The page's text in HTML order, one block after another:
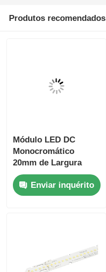
Produtos recomendados
Módulo LED DC
Monocromático
20mm de Largura
Série Zhaga Ângulo
de Feixe 120 Graus
Enviar inquérito